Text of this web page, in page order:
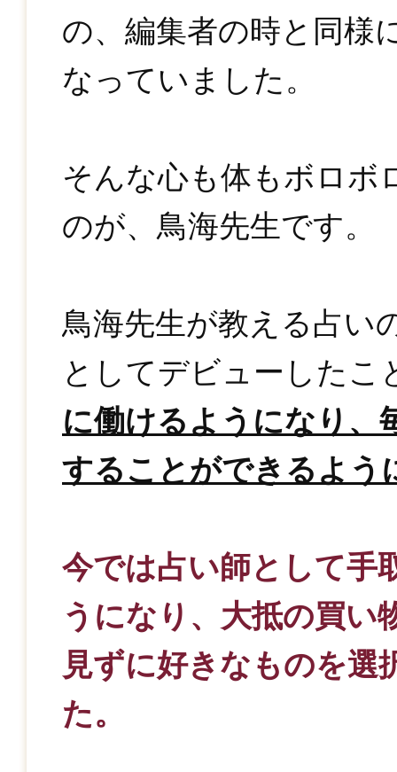
の、編集者の時と同様
なっていました。
そんな心も体もボロボ
のが、鳥海先生です。
鳥海先生が教える占い
としてデビューしたこ
に働けるようになり、
することができるよう
今では占い師として手
うになり、大抵の買い
見ずに好きなものを選
た。